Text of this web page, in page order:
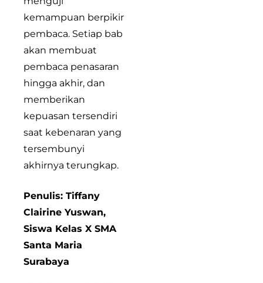
kemampuan berpikir
pembaca. Setiap bab
akan membuat
pembaca penasaran
hingga akhir, dan
memberikan
kepuasan tersendiri
saat kebenaran yang
tersembunyi
akhirnya terungkap.
Penulis: Tiffany
Clairine Yuswan,
Siswa Kelas X SMA
Santa Maria
Surabaya